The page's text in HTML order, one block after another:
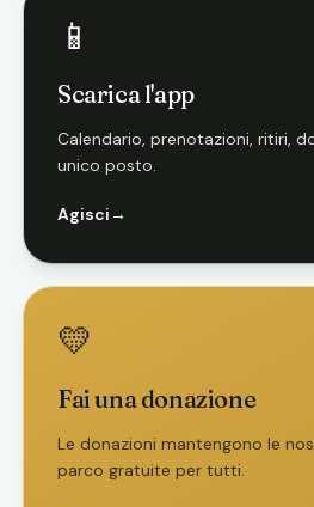
📱
Scarica l'app
Calendario, prenotazioni, ritiri,
unico posto.
Agisci→
💛
Fai una donazione
Le donazioni mantengono le
parco gratuite per tutti.